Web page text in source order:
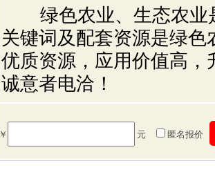
绿色农业、生态农业
关键词及配套资源是绿色
优质资源，应用价值高，
诚意者电洽！
￥ 元 匿名报价